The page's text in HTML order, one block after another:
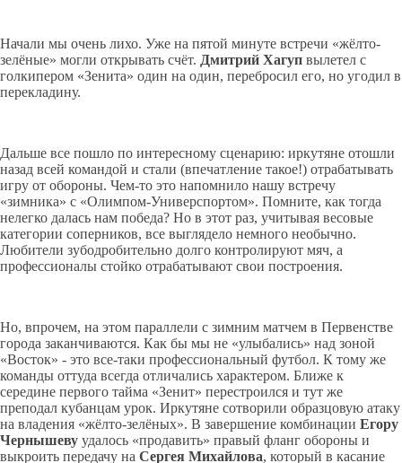
Начали мы очень лихо. Уже на пятой минуте встречи «жёлто-
зелёные» могли открывать счёт. Дмитрий Хагуп вылетел с
голкипером «Зенита» один на один, перебросил его, но угодил в
перекладину.
Дальше все пошло по интересному сценарию: иркутяне отошли
назад всей командой и стали (впечатление такое!) отрабатывать
игру от обороны. Чем-то это напомнило нашу встречу
«зимника» с «Олимпом-Универспортом». Помните, как тогда
нелегко далась нам победа? Но в этот раз, учитывая весовые
категории соперников, все выглядело немного необычно.
Любители зубодробительно долго контролируют мяч, а
профессионалы стойко отрабатывают свои построения.
Но, впрочем, на этом параллели с зимним матчем в Первенстве
города заканчиваются. Как бы мы не «улыбались» над зоной
«Восток» - это все-таки профессиональный футбол. К тому же
команды оттуда всегда отличались характером. Ближе к
середине первого тайма «Зенит» перестроился и тут же
преподал кубанцам урок. Иркутяне сотворили образцовую атаку
на владения «жёлто-зелёных». В завершение комбинации Егору
Чернышеву удалось «продавить» правый фланг обороны и
выкроить передачу на Сергея Михайлова, который в касание